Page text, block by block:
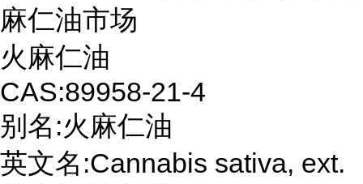
麻仁油市场
火麻仁油
CAS:89958-21-4
别名:火麻仁油
英文名:Cannabis sativa, ext.